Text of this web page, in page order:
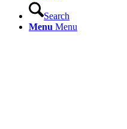
Search
Menu Menu